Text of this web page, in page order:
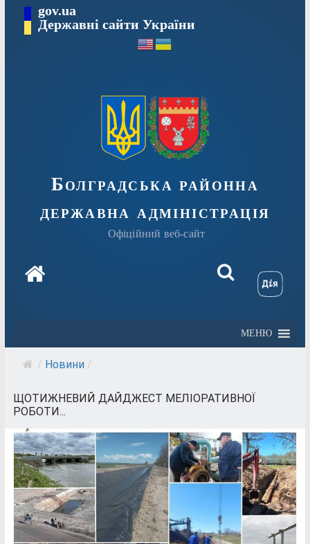
Перейтиgov.ua
Державні сайти України
Болградська районна
державна адміністрація
Офіційний веб-сайт
МЕНЮ
/ Новини /
ЩОТИЖНЕВИЙ ДАЙДЖЕСТ МЕЛІОРАТИВНОЇ
РОБОТИ...